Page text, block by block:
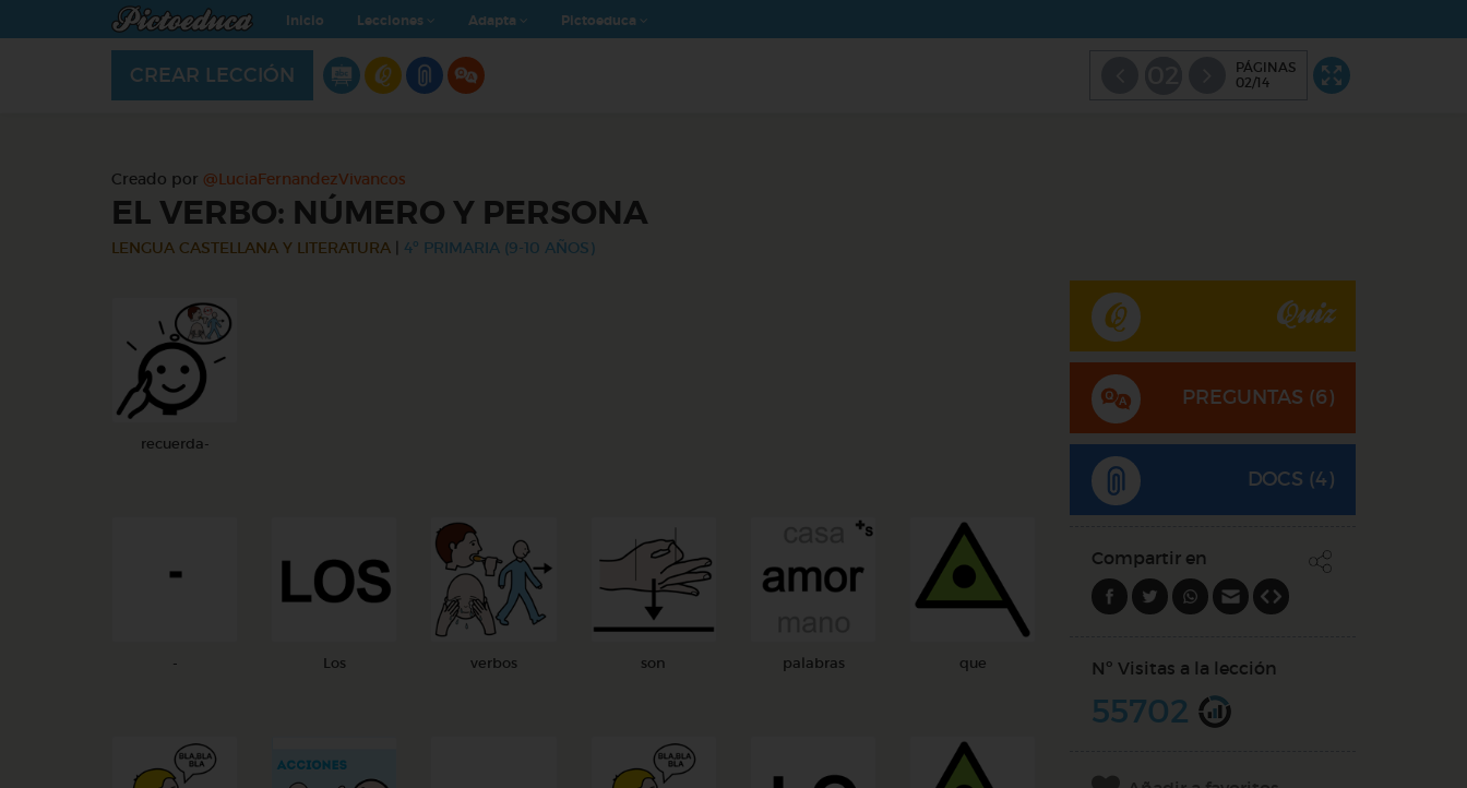
Inicio Lecciones Adapta Pictoeduca
CREAR LECCIÓN
PÁGINAS
02/14
Creado por @LuciaFernandezVivancos
EL VERBO: NÚMERO Y PERSONA
LENGUA CASTELLANA Y LITERATURA 4º PRIMARIA (9-10 AÑOS)
recuerda-
- Los verbos son palabras que
Quiz
PREGUNTAS (6)
DOCS (4)
Compartir en
Nº Visitas a la lección
55702